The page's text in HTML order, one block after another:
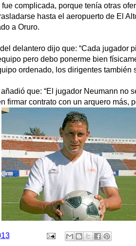
complicada, porque tenía otras
hasta el aeropuerto de El
a Oruro.
delantero dijo que: “Cada jugador
pero debo ponerme bien
ordenado, los dirigentes también
que: “El jugador Neumann no
firmar contrato con un arquero más,